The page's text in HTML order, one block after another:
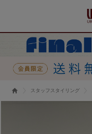
スタッフスタイリング